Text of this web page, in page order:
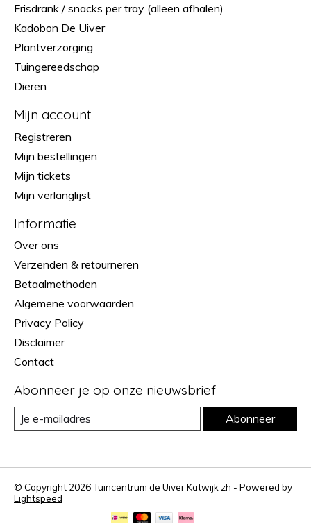
Frisdrank / snacks per tray (alleen afhalen)
Kadobon De Uiver
Plantverzorging
Tuingereedschap
Dieren
Mijn account
Registreren
Mijn bestellingen
Mijn tickets
Mijn verlanglijst
Informatie
Over ons
Verzenden & retourneren
Betaalmethoden
Algemene voorwaarden
Privacy Policy
Disclaimer
Contact
Abonneer je op onze nieuwsbrief
Abonneer
© Copyright 2026 Tuincentrum de Uiver Katwijk zh - Powered by
Lightspeed